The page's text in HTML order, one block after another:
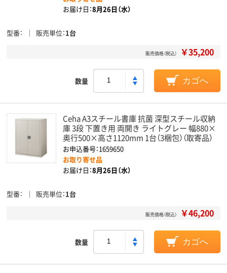
お届け日：8月26日（水）
型番 販売単位 1台
販売価格（税込） ￥35,200
数量 カゴへ
Ceha A3スチール書庫 抗菌 深型スチール収納
庫 3段 下置き用 両開き ライトグレー 幅880×
奥行500×高さ1120mm 1台（3梱包）（取寄品）
お申込番号：1659650
お取り寄せ品
お届け日：8月26日（水）
型番 販売単位 1台
販売価格（税込） ￥46,200
数量 カゴへ